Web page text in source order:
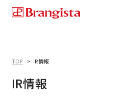
TOP IR情報
IR情報